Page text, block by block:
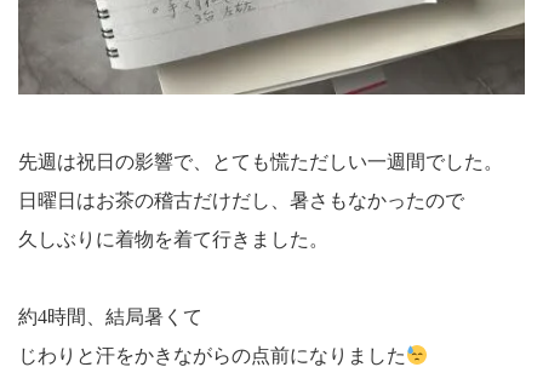
先週は祝日の影響で、とても慌ただしい一週間でした。
日曜日はお茶の稽古だけだし、暑さもなかったので
久しぶりに着物を着て行きました。
約4時間、結局暑くて
じわりと汗をかきながらの点前になりました